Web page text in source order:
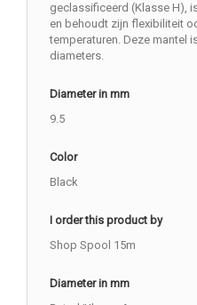
geclassificeerd (Klasse H),
en behoudt zijn flexibiliteit
temperaturen. Deze mantel
diameters.
Diameter in mm
9.5
Color
Black
I order this product by
Shop Spool 15m
Diameter in mm